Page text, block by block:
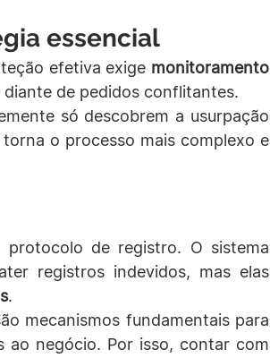
essencial
efetiva exige monitoramento
diante de pedidos conflitantes.
só descobrem a usurpação
o processo mais complexo e
de registro. O sistema
registros indevidos, mas elas
.
mecanismos fundamentais para
ao negócio. Por isso, contar com